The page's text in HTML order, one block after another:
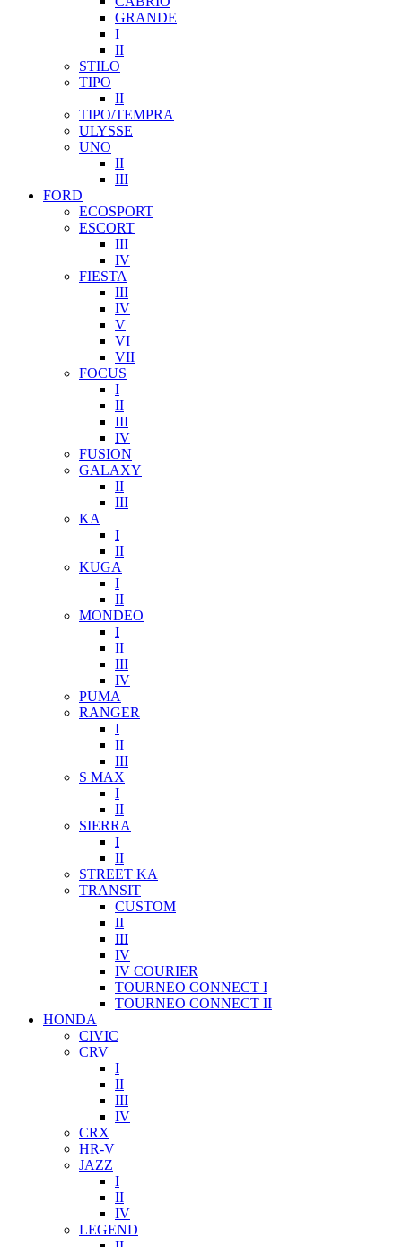
GRANDE
I
II
STILO
TIPO
II
TIPO/TEMPRA
ULYSSE
UNO
II
III
FORD
ECOSPORT
ESCORT
III
IV
FIESTA
III
IV
V
VI
VII
FOCUS
I
II
III
IV
FUSION
GALAXY
II
III
KA
I
II
KUGA
I
II
MONDEO
I
II
III
IV
PUMA
RANGER
I
II
III
S MAX
I
II
SIERRA
I
II
STREET KA
TRANSIT
CUSTOM
II
III
IV
IV COURIER
TOURNEO CONNECT I
TOURNEO CONNECT II
HONDA
CIVIC
CRV
I
II
III
IV
CRX
HR-V
JAZZ
I
II
IV
LEGEND